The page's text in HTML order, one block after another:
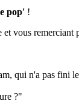
pop' !
et vous remerciant
qui n'a pas fini
?"